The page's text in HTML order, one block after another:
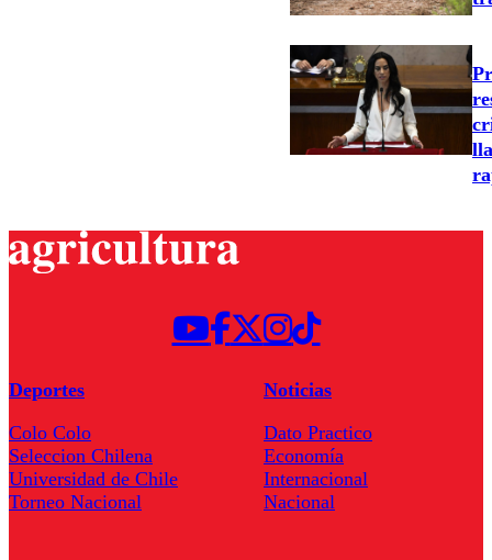
Deportes
Colo Colo
Seleccion Chilena
Universidad de Chile
Torneo Nacional
Noticias
Dato Practico
Economía
Internacional
Nacional